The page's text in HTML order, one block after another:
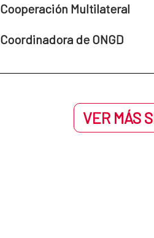
Cooperación Multilateral
Coordinadora de ONGD
VER MÁS